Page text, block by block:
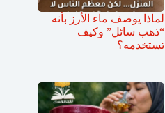
لماذا يوصف ماء الأرز بأنه
“ذهب سائل” وكيف
تستخدمه؟